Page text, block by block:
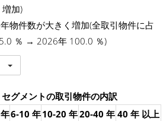
加)
物件数が大きく増加(全取引物件に占
％ → 2026年 100.0 ％)
セグメントの取引物件の内訳
6-10 年10-20 年20-40 年 40 年 以上